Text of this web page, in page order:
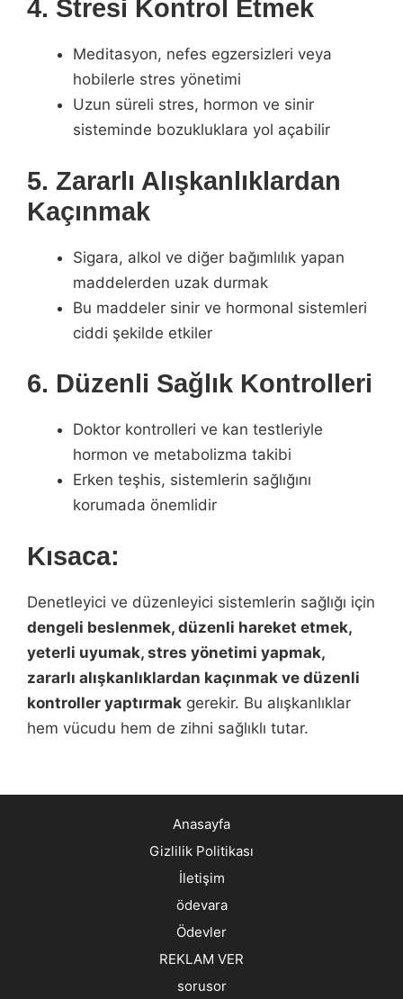
4. Stresi Kontrol Etmek
Meditasyon, nefes egzersizleri veya
hobilerle stres yönetimi
Uzun süreli stres, hormon ve sinir
sisteminde bozukluklara yol açabilir
5. Zararlı Alışkanlıklardan
Kaçınmak
Sigara, alkol ve diğer bağımlılık yapan
maddelerden uzak durmak
Bu maddeler sinir ve hormonal sistemleri
ciddi şekilde etkiler
6. Düzenli Sağlık Kontrolleri
Doktor kontrolleri ve kan testleriyle
hormon ve metabolizma takibi
Erken teşhis, sistemlerin sağlığını
korumada önemlidir
Kısaca:
Denetleyici ve düzenleyici sistemlerin sağlığı için
dengeli beslenmek, düzenli hareket etmek,
yeterli uyumak, stres yönetimi yapmak,
zararlı alışkanlıklardan kaçınmak ve düzenli
kontroller yaptırmak gerekir. Bu alışkanlıklar
hem vücudu hem de zihni sağlıklı tutar.
Anasayfa
Gizlilik Politikası
İletişim
ödevara
Ödevler
REKLAM VER
sorusor